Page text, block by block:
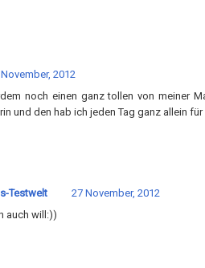
2012
noch einen ganz tollen von meiner
und den hab ich jeden Tag ganz allein für
Testwelt
27 November, 2012
auch will:))